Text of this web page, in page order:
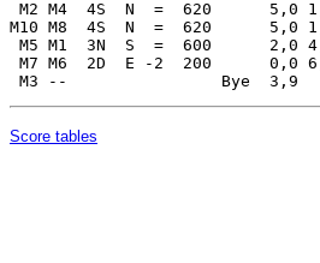
Score tables